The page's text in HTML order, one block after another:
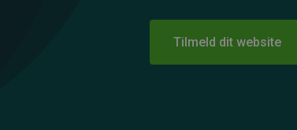
Tilmeld dit website